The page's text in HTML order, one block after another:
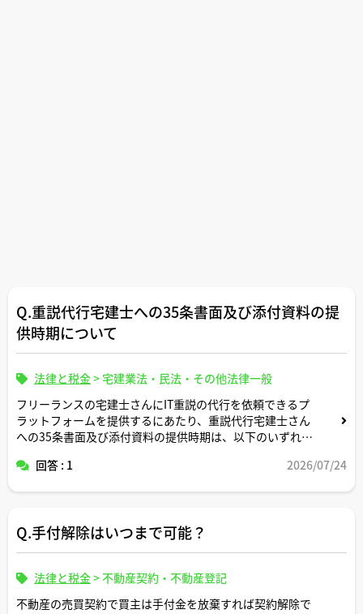
Q.重説代行宅建士への35条書面及び添付資料の提
供時期について
法律と税金>宅建業法・民法・その他法律一般
フリーランスの宅建士さんにIT重説の代行を依頼できるプ
ラットフォームを提供するにあたり、重説代行宅建士さん
への35条書面及び添付資料の提供時期は、以下のいずれの
いたします。
②宅建士さんとの業務委託契約成立後
③宅建士さんとの業務委託契約が成立し依頼者が仮払い決
回答 : 1 2026/07/24
Q.手付解除はいつまで可能？
法律と税金>不動産契約・不動産登記
不動産の売買契約で買主は手付金を放棄すれば契約解除で